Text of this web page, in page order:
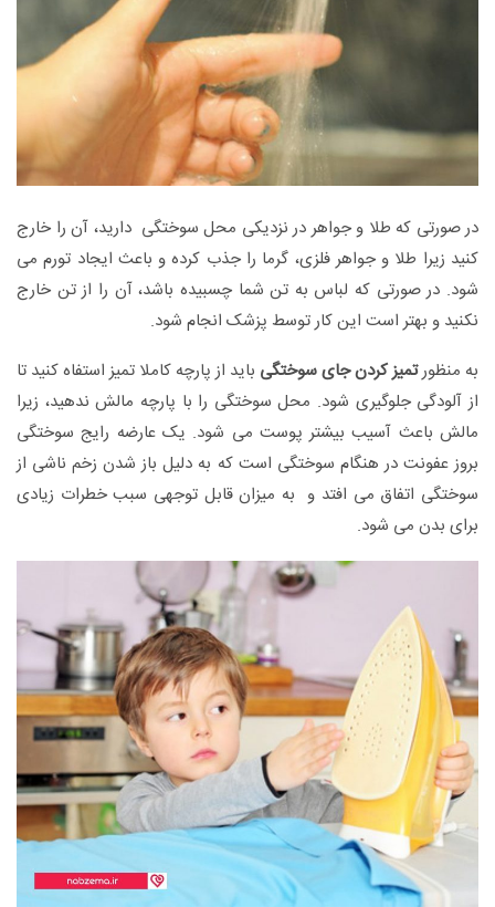
در صورتی که طلا و جواهر در نزدیکی محل سوختگی دارید، آن را خارج
کنید زیرا طلا و جواهر فلزی، گرما را جذب کرده و باعث ایجاد تورم می
شود. در صورتی که لباس به تن شما چسبیده باشد، آن را از تن خارج
نکنید و بهتر است این کار توسط پزشک انجام شود.
به منظورتمیز کردن جای سوختگی باید از پارچه کاملا تمیز استفاه کنید تا
از آلودگی جلوگیری شود. محل سوختگی را با پارچه مالش ندهید، زیرا
مالش باعث آسیب بیشتر پوست می شود. یک عارضه رایج سوختگی
بروز عفونت در هنگام سوختگی است که به دلیل باز شدن زخم ناشی از
سوختگی اتفاق می افتد و به میزان قابل توجهی سبب خطرات زیادی
برای بدن می شود.